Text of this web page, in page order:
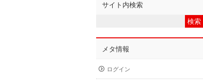
サイト内検索
メタ情報
ログイン